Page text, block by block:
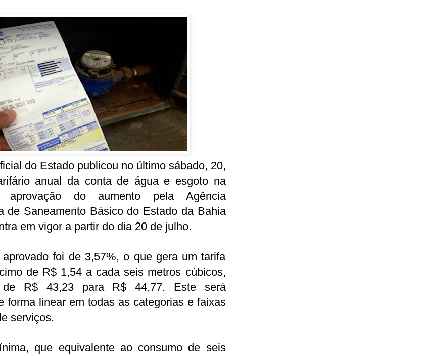
do Estado publicou no último sábado, 20,
anual da conta de água e esgoto na
do aumento pela Agência
de Saneamento Básico do Estado da Bahia
em vigor a partir do dia 20 de julho.
aprovado foi de 3,57%, o que gera um tarifa
de R$ 1,54 a cada seis metros cúbicos,
de R$ 43,23 para R$ 44,77. Este será
forma linear em todas as categorias e faixas
serviços.
que equivalente ao consumo de seis